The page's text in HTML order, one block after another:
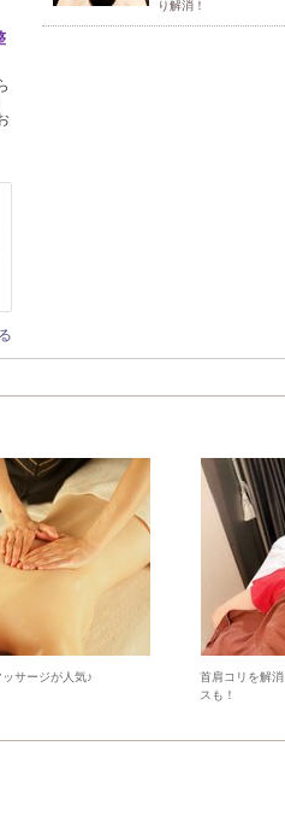
り解消！
サージが人気♪
首肩コリを解
スも！